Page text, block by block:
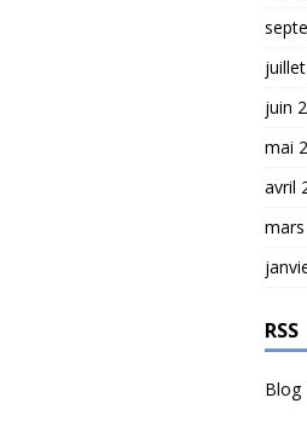
juin
mai
avril
RSS
Blog